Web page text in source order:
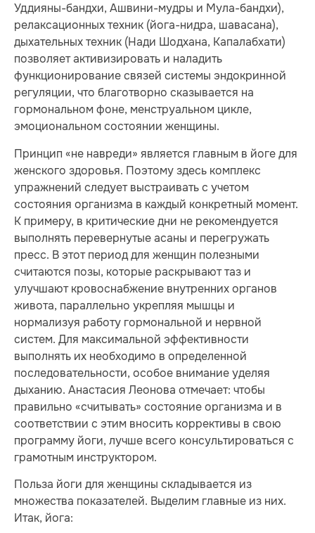
Уддияны-бандхи, Ашвини-мудры и Мула-бандхи),
релаксационных техник (йога-нидра, шавасана),
дыхательных техник (Нади Шодхана, Капалабхати)
позволяет активизировать и наладить
функционирование связей системы эндокринной
регуляции, что благотворно сказывается на
гормональном фоне, менструальном цикле,
эмоциональном состоянии женщины.
Принцип «не навреди» является главным в йоге для
женского здоровья. Поэтому здесь комплекс
упражнений следует выстраивать с учетом
состояния организма в каждый конкретный момент.
К примеру, в критические дни не рекомендуется
выполнять перевернутые асаны и перегружать
пресс. В этот период для женщин полезными
считаются позы, которые раскрывают таз и
улучшают кровоснабжение внутренних органов
живота, параллельно укрепляя мышцы и
нормализуя работу гормональной и нервной
систем. Для максимальной эффективности
выполнять их необходимо в определенной
последовательности, особое внимание уделяя
дыханию. Анастасия Леонова отмечает: чтобы
правильно «считывать» состояние организма и в
соответствии с этим вносить коррективы в свою
программу йоги, лучше всего консультироваться с
грамотным инструктором.
Польза йоги для женщины складывается из
множества показателей. Выделим главные из них.
Итак, йога: